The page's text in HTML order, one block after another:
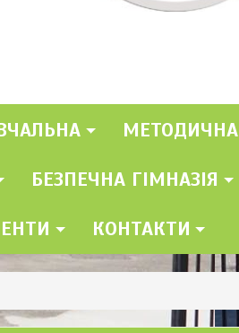
МЕТОДИЧНА
БЕЗПЕЧНА ГІМНАЗІЯ
КОНТАКТИ